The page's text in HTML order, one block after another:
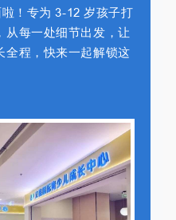
！专为 3-12 岁孩子打
从每一处细节出发，让
全程，快来一起解锁这